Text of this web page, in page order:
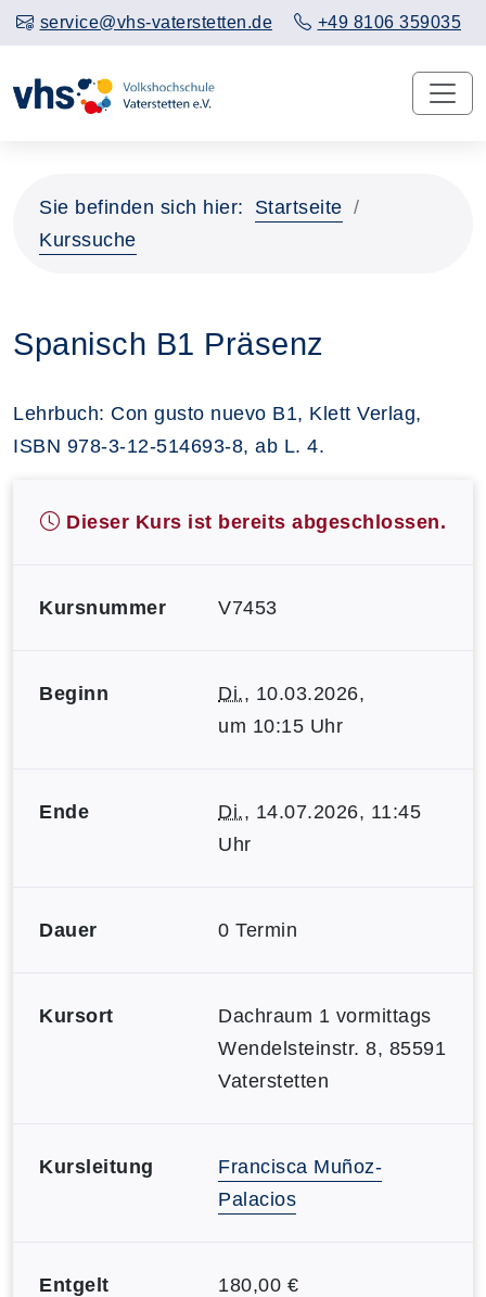
service@vhs-vaterstetten.de +49 8106 359035
Sie befinden sich hier:
Startseite
Kurssuche
Spanisch B1 Präsenz
Lehrbuch: Con gusto nuevo B1, Klett Verlag,
ISBN 978-3-12-514693-8, ab L. 4.
Dieser Kurs ist bereits abgeschlossen.
Kursnummer V7453
Beginn Di., 10.03.2026,
um 10:15 Uhr
Ende Di., 14.07.2026, 11:45
Uhr
Dauer 0 Termin
Kursort
Dachraum 1 vormittags
Wendelsteinstr. 8, 85591
Vaterstetten
Kursleitung
Francisca Muñoz-
Palacios
Entgelt 180,00 €